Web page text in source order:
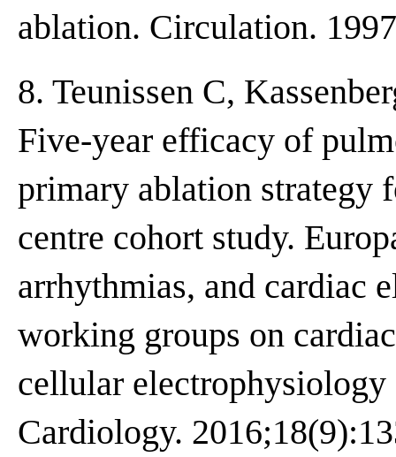
ablation. Circulation.
8. Teunissen C,
Five-year efficacy of
primary ablation
centre cohort study.
arrhythmias, and cardiac
working groups on
cellular
Cardiology.